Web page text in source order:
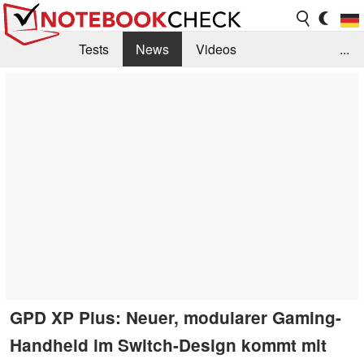
Tests News
Videos
...
GPD XP Plus: Neuer, modularer Gaming-
Handheld im Switch-Design kommt mit